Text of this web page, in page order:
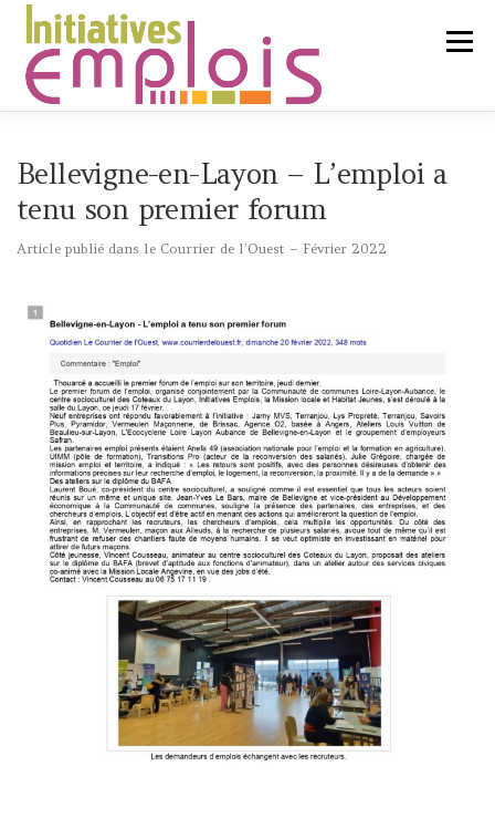
Aller
contenu
Menu
CHERCHEURS D’EMPLOI
LIENS UTILES CONTACT
Bellevigne-en-Layon – L’emploi a
tenu son premier forum
Article publié dans le Courrier de l’Ouest – Février 2022